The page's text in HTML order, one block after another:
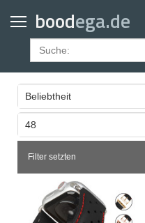
boodega.de
Geldbörsen
Gürtel
Uhrenarmbänder
Apple Watch Armbänder
Samsung Watch Armbänder
Beliebtheit
48
Filter setzten